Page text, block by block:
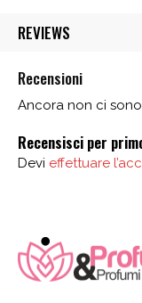
REVIEWS
Recensioni
Ancora non ci sono
Recensisci per
Devi effettuare